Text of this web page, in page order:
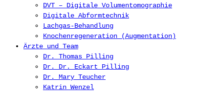
DVT – Digitale Volumentomographie
Digitale Abformtechnik
Lachgas-Behandlung
Knochenregeneration (Augmentation)
Ärzte und Team
Dr. Thomas Pilling
Dr. Dr. Eckart Pilling
Dr. Mary Teucher
Katrin Wenzel